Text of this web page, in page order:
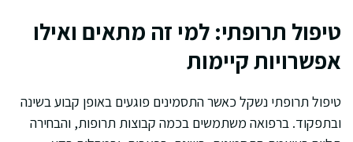
טיפול תרופתי: למי זה מתאים ואילו
אפשרויות קיימות
טיפול תרופתי נשקל כאשר התסמינים פוגעים באופן קבוע בשינה
ובתפקוד. ברפואה משתמשים בכמה קבוצות תרופות, והבחירה